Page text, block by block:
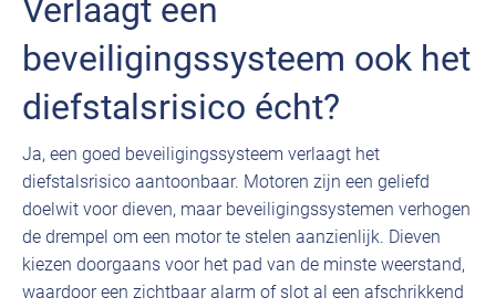
Verlaagt een
beveiligingssysteem ook het
diefstalsrisico écht?
Ja, een goed beveiligingssysteem verlaagt het
diefstalsrisico aantoonbaar. Motoren zijn een geliefd
doelwit voor dieven, maar beveiligingssystemen verhogen
de drempel om een motor te stelen aanzienlijk. Dieven
kiezen doorgaans voor het pad van de minste weerstand,
waardoor een zichtbaar alarm of slot al een afschrikkend